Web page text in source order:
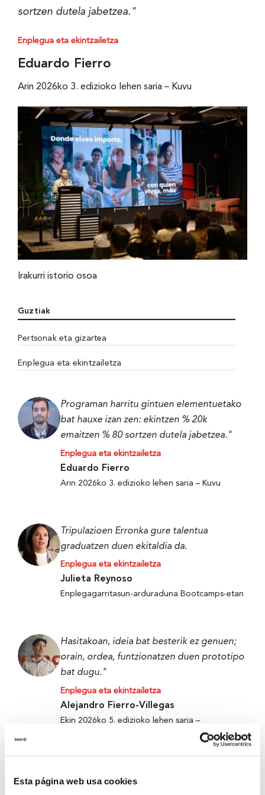
Esta página web usa cookies
sortzen dutela jabetzea."
Enplegua eta ekintzailetza
Eduardo Fierro
Arin 2026ko 3. edizioko lehen saria – Kuvu
Irakurri istorio osoa
Guztiak
Pertsonak eta gizartea
Enplegua eta ekintzailetza
Programan harritu gintuen elementuetako
bat hauxe izan zen: ekintzen % 20k
emaitzen % 80 sortzen dutela jabetzea."
Enplegua eta ekintzailetza
Eduardo Fierro
Arin 2026ko 3. edizioko lehen saria – Kuvu
Tripulazioen Erronka gure talentua
graduatzen duen ekitaldia da.
Enplegua eta ekintzailetza
Julieta Reynoso
Enplegagarritasun-arduraduna Bootcamps-etan
Hasitakoan, ideia bat besterik ez genuen;
orain, ordea, funtzionatzen duen prototipo
bat dugu."
Enplegua eta ekintzailetza
Alejandro Fierro-Villegas
Ekin 2026ko 5. edizioko lehen saria –
Tripulazioen Erronka gure talentua